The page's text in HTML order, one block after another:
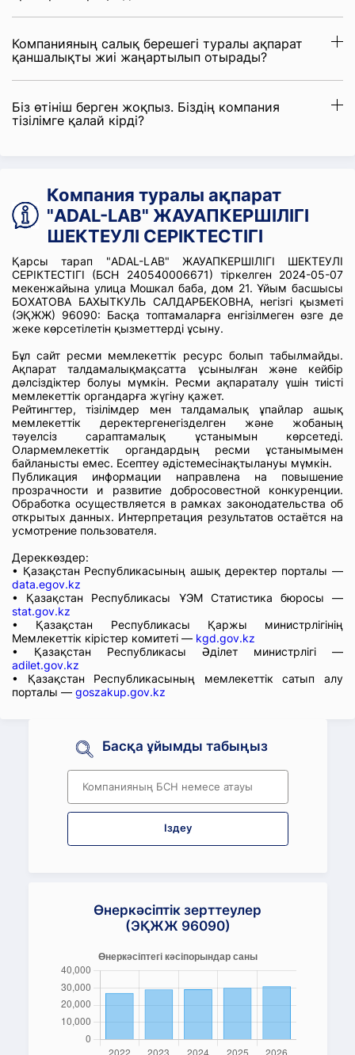
Компанияның салық берешегі туралы ақпарат
қаншалықты жиі жаңартылып отырады?
Біз өтініш берген жоқпыз. Біздің компания
тізілімге қалай кірді?
Компания туралы ақпарат
"ADAL-LAB" ЖАУАПКЕРШІЛІГІ
ШЕКТЕУЛІ СЕРІКТЕСТІГІ
Қарсы тарап "ADAL-LAB" ЖАУАПКЕРШІЛІГІ ШЕКТЕУЛІ
СЕРІКТЕСТІГІ (БСН 240540006671) тіркелген 2024-05-07
мекенжайына улица Мошкал баба, дом 21. Ұйым басшысы
БОХАТОВА БАХЫТКУЛЬ САЛДАРБЕКОВНА, негізгі қызметі
(ЭҚЖЖ) 96090: Басқа топтамаларға енгізілмеген өзге де
жеке көрсетілетін қызметтерді ұсыну.
Бұл сайт ресми мемлекеттік ресурс болып табылмайды.
Ақпарат талдамалықмақсатта ұсынылған және кейбір
дәлсіздіктер болуы мүмкін. Ресми ақпараталу үшін тиісті
мемлекеттік органдарға жүгіну қажет.
Рейтингтер, тізілімдер мен талдамалық ұпайлар ашық
мемлекеттік деректергенегізделген және жобаның
тәуелсіз сараптамалық ұстанымын көрсетеді.
Олармемлекеттік органдардың ресми ұстанымымен
байланысты емес. Есептеу әдістемесінақтылануы мүмкін.
Публикация информации направлена на повышение
прозрачности и развитие добросовестной конкуренции.
Обработка осуществляется в рамках законодательства об
открытых данных. Интерпретация результатов остаётся на
усмотрение пользователя.
Дереккөздер:
• Қазақстан Республикасының ашық деректер порталы —
data.egov.kz
• Қазақстан Республикасы ҰЭМ Статистика бюросы —
stat.gov.kz
• Қазақстан Республикасы Қаржы министрлігінің
Мемлекеттік кірістер комитеті — kgd.gov.kz
• Қазақстан Республикасы Әділет министрлігі —
adilet.gov.kz
• Қазақстан Республикасының мемлекеттік сатып алу
порталы — goszakup.gov.kz
Басқа ұйымды табыңыз
Іздеу
Өнеркәсіптік зерттеулер
(ЭҚЖЖ 96090)